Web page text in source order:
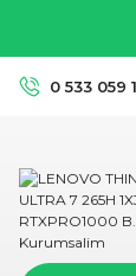
0 533 059